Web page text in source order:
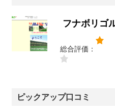
フナボリゴ
総合評価：
ピックアップ口コミ